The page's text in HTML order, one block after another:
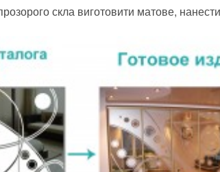
скла виготовити матове,